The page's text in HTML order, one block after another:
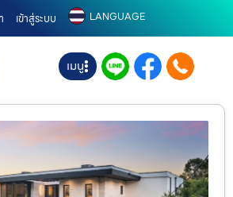
เข้าสู่ระบบ LANGUAGE
เมนู